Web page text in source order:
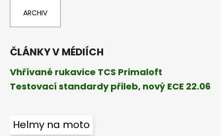
ARCHIV
ČLÁNKY V MÉDIÍCH
Vhřívané rukavice TCS Primaloft
Testovací standardy přileb, nový ECE 22.06
Helmy na moto